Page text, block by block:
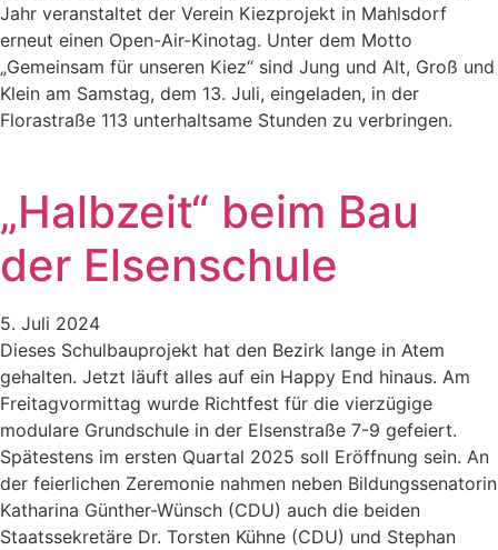
Jahr veranstaltet der Verein Kiezprojekt in Mahlsdorf
erneut einen Open-Air-Kinotag. Unter dem Motto
„Gemeinsam für unseren Kiez“ sind Jung und Alt, Groß und
Klein am Samstag, dem 13. Juli, eingeladen, in der
Florastraße 113 unterhaltsame Stunden zu verbringen.
„Halbzeit“ beim Bau
der Elsenschule
5. Juli 2024
Dieses Schulbauprojekt hat den Bezirk lange in Atem
gehalten. Jetzt läuft alles auf ein Happy End hinaus. Am
Freitagvormittag wurde Richtfest für die vierzügige
modulare Grundschule in der Elsenstraße 7-9 gefeiert.
Spätestens im ersten Quartal 2025 soll Eröffnung sein. An
der feierlichen Zeremonie nahmen neben Bildungssenatorin
Katharina Günther-Wünsch (CDU) auch die beiden
Staatssekretäre Dr. Torsten Kühne (CDU) und Stephan